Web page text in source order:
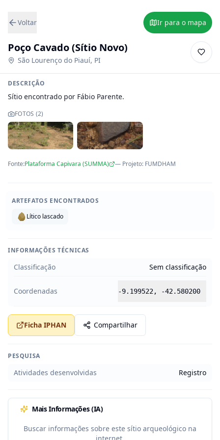
Voltar Ir para o mapa
Poço Cavado (Sítio Novo)
São Lourenço do Piauí, PI
DESCRIÇÃO
Sítio encontrado por Fábio Parente.
FOTOS (2)
Fonte:Plataforma Capivara (SUMMA) — Projeto: FUMDHAM
ARTEFATOS ENCONTRADOS
Lítico lascado
INFORMAÇÕES TÉCNICAS
Classificação Sem classificação
Coordenadas -9.199522, -42.580200
Ficha IPHAN Compartilhar
PESQUISA
Atividades desenvolvidas Registro
Mais Informações (IA)
Buscar informações sobre este sítio arqueológico na